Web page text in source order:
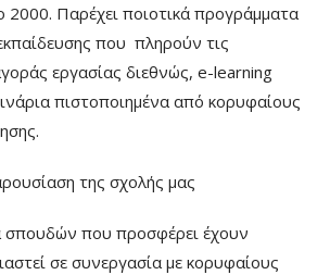
2000. Παρέχει ποιοτικά προγράμματα
που πληρούν τις
εργασίας διεθνώς, e-learning
πιστοποιημένα από κορυφαίους
της σχολής μας
που προσφέρει έχουν
σε συνεργασία με κορυφαίους